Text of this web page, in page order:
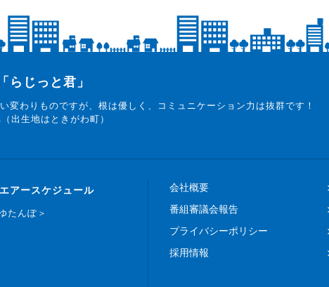
らじっと君」
変わりものですが、根は優しく、コミュニケーション力は抜群です！
出生地はときがわ町）
エアースケジュール
たんぽ＞
会社概要
番組審議会報告
プライバシーポリシー
採用情報